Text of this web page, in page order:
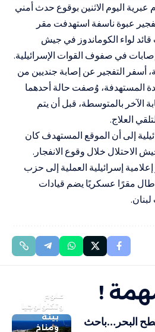
عبرية اليوم الاثنين بوقوع حدث أمني
عبوة ناسفة استهدفت مقر
قائد لواء الكوماندوز في جيش
في صفوف القوات الإسرائيلية.
أسفر التفجير عن إصابة جنديين من
المستهدفة، وُصفت حالة أحدهما
الآخر بالمتوسطة، قبل أن يتم
العلاج.
إلى أن الموقع المستهدف كان
الاحتلال خلال وقوع الانفجار.
إسرائيلية العملية إلى حزب
طال مقرًا عسكريًا يضم قيادات
!
علوم
وتكنولوجيا
بيئة
ومناخ
البحر…باحث